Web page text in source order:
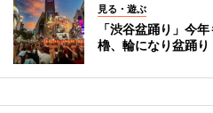
見る・遊ぶ
「渋谷盆踊り」今
櫓、輪になり盆踊り